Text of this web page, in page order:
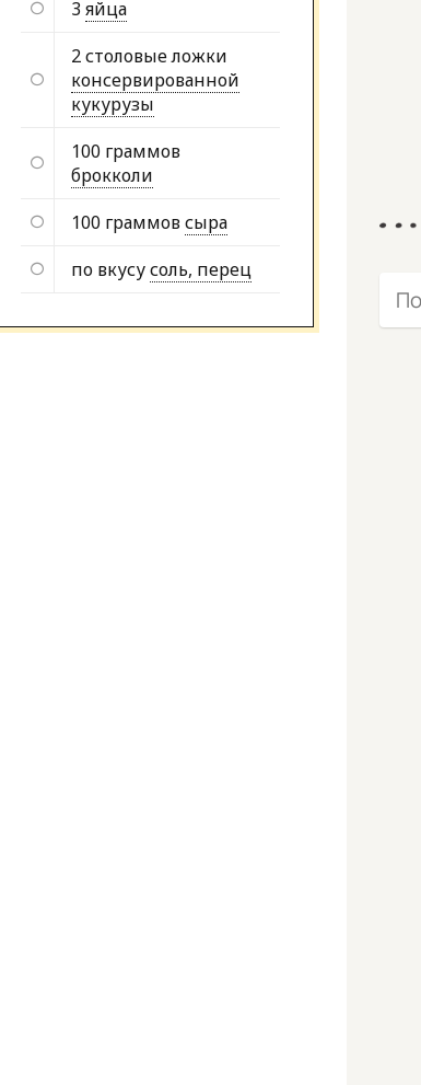
3 яйца
2 столовые ложки
консервированной
кукурузы
100 граммов
брокколи
100 граммовсыра
по вкусусоль, перец